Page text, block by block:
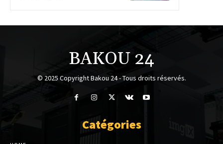
BAKOU 24
© 2025 Copyright Bakou 24 - Tous droits réservés.
Catégories